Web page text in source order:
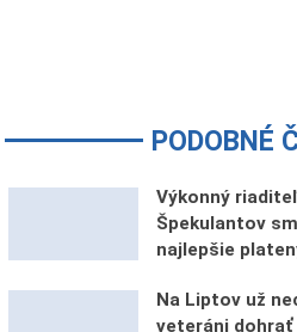
PODOBNÉ
Výkonný
Špekulantov
najlepšie
Na Liptov už
veteráni dohrať